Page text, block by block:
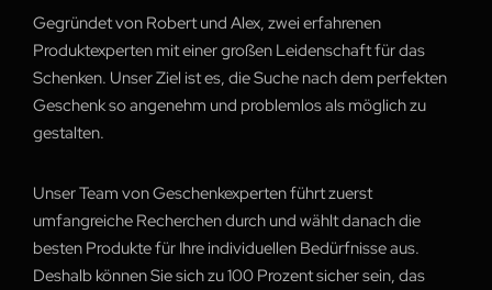
Gegründet von Robert und Alex, zwei erfahrenen
Produktexperten mit einer großen Leidenschaft für das
Schenken. Unser Ziel ist es, die Suche nach dem perfekten
Geschenk so angenehm und problemlos als möglich zu
gestalten.
Unser Team von Geschenkexperten führt zuerst
umfangreiche Recherchen durch und wählt danach die
besten Produkte für Ihre individuellen Bedürfnisse aus.
Deshalb können Sie sich zu 100 Prozent sicher sein, das